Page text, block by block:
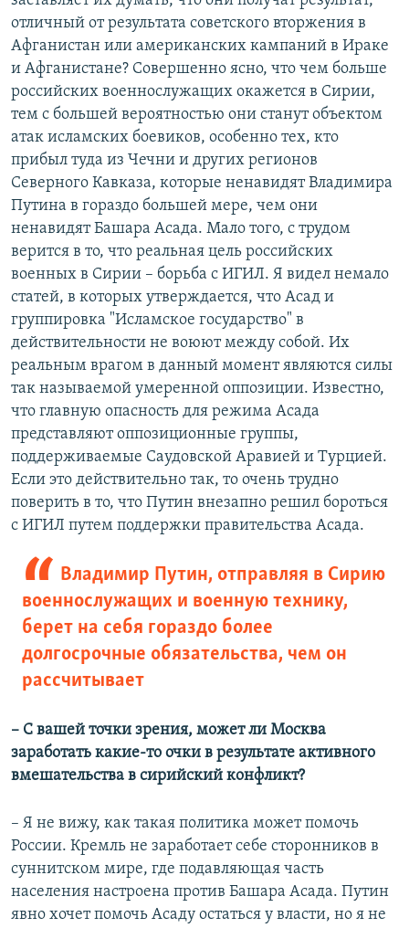
отличный от результата советского вторжения в
Афганистан или американских кампаний в Ираке
и Афганистане? Совершенно ясно, что чем больше
российских военнослужащих окажется в Сирии,
тем с большей вероятностью они станут объектом
атак исламских боевиков, особенно тех, кто
прибыл туда из Чечни и других регионов
Северного Кавказа, которые ненавидят Владимира
Путина в гораздо большей мере, чем они
ненавидят Башара Асада. Мало того, с трудом
верится в то, что реальная цель российских
военных в Сирии – борьба с ИГИЛ. Я видел немало
статей, в которых утверждается, что Асад и
группировка "Исламское государство" в
действительности не воюют между собой. Их
реальным врагом в данный момент являются силы
так называемой умеренной оппозиции. Известно,
что главную опасность для режима Асада
представляют оппозиционные группы,
поддерживаемые Саудовской Аравией и Турцией.
Если это действительно так, то очень трудно
поверить в то, что Путин внезапно решил бороться
с ИГИЛ путем поддержки правительства Асада.
Владимир Путин, отправляя в Сирию
военнослужащих и военную технику,
берет на себя гораздо более
долгосрочные обязательства, чем он
рассчитывает
– С вашей точки зрения, может ли Москва
заработать какие-то очки в результате активного
вмешательства в сирийский конфликт?
– Я не вижу, как такая политика может помочь
России. Кремль не заработает себе сторонников в
суннитском мире, где подавляющая часть
населения настроена против Башара Асада. Путин
явно хочет помочь Асаду остаться у власти, но я не